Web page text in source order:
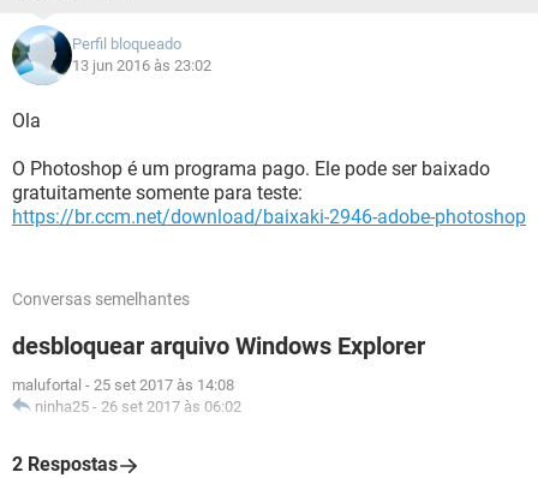
Perfil bloqueado
13 jun 2016 às 23:02
Ola
O Photoshop é um programa pago. Ele pode ser baixado
gratuitamente somente para teste:
https://br.ccm.net/download/baixaki-2946-adobe-photoshop
Conversas semelhantes
desbloquear arquivo Windows Explorer
malufortal - 25 set 2017 às 14:08
ninha25 - 26 set 2017 às 06:02
2 Respostas